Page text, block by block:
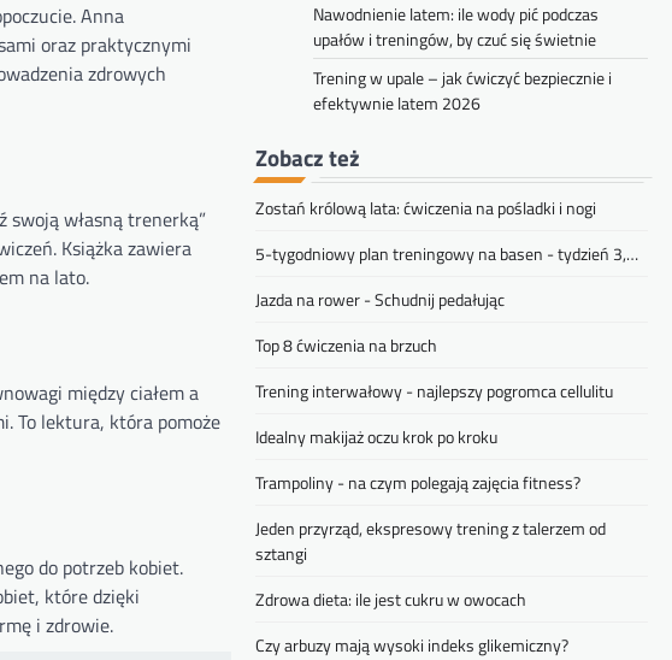
Anna
oraz praktycznymi
zdrowych
swoją własną trenerką”
Książka zawiera
na lato.
między ciałem a
To lektura, która pomoże
do potrzeb kobiet.
które dzięki
i zdrowie.
Nawodnienie latem: ile wody pić podczas
upałów i treningów, by czuć się świetnie
Trening w upale – jak ćwiczyć bezpiecznie i
efektywnie latem 2026
Zobacz też
Zostań królową lata: ćwiczenia na pośladki i nogi
5-tygodniowy plan treningowy na basen - tydzień 3,…
Jazda na rower - Schudnij pedałując
Top 8 ćwiczenia na brzuch
Trening interwałowy - najlepszy pogromca cellulitu
Idealny makijaż oczu krok po kroku
Trampoliny - na czym polegają zajęcia fitness?
Jeden przyrząd, ekspresowy trening z talerzem od
sztangi
Zdrowa dieta: ile jest cukru w owocach
Czy arbuzy mają wysoki indeks glikemiczny?